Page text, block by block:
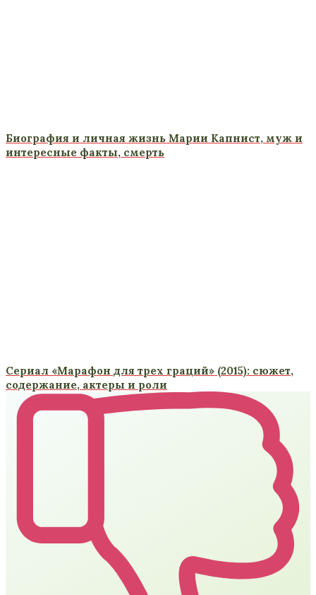
Биография и личная жизнь Марии Капнист, муж и
интересные факты, смерть
Сериал «Марафон для трех граций» (2015): сюжет,
содержание, актеры и роли